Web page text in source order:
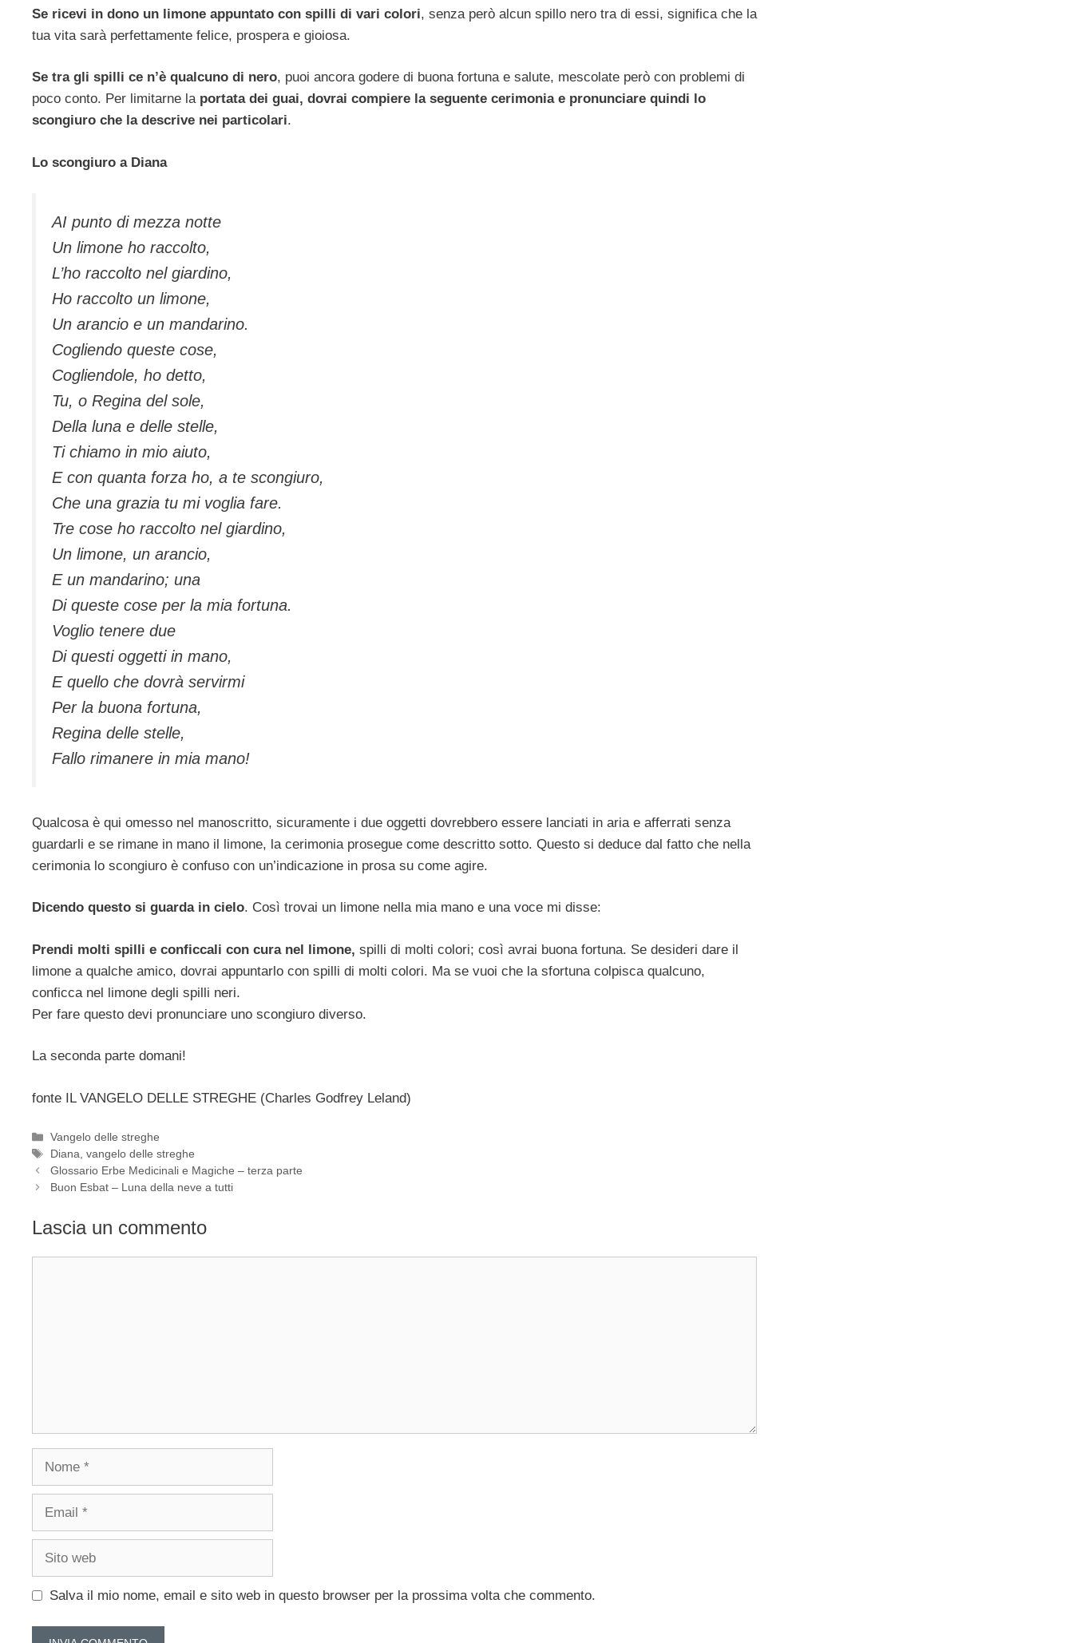
Se ricevi in dono un limone appuntato con spilli di vari colori, senza però alcun spillo nero tra di essi, significa che la
tua vita sarà perfettamente felice, prospera e gioiosa.
Se tra gli spilli ce n’è qualcuno di nero, puoi ancora godere di buona fortuna e salute, mescolate però con problemi di
poco conto. Per limitarne la portata dei guai, dovrai compiere la seguente cerimonia e pronunciare quindi lo
scongiuro che la descrive nei particolari.
Lo scongiuro a Diana
AI punto di mezza notte
Un limone ho raccolto,
L’ho raccolto nel giardino,
Ho raccolto un limone,
Un arancio e un mandarino.
Cogliendo queste cose,
Cogliendole, ho detto,
Tu, o Regina del sole,
Della luna e delle stelle,
Ti chiamo in mio aiuto,
E con quanta forza ho, a te scongiuro,
Che una grazia tu mi voglia fare.
Tre cose ho raccolto nel giardino,
Un limone, un arancio,
E un mandarino; una
Di queste cose per la mia fortuna.
Voglio tenere due
Di questi oggetti in mano,
E quello che dovrà servirmi
Per la buona fortuna,
Regina delle stelle,
Fallo rimanere in mia mano!
Qualcosa è qui omesso nel manoscritto, sicuramente i due oggetti dovrebbero essere lanciati in aria e afferrati senza
guardarli e se rimane in mano il limone, la cerimonia prosegue come descritto sotto. Questo si deduce dal fatto che nella
cerimonia lo scongiuro è confuso con un’indicazione in prosa su come agire.
Dicendo questo si guarda in cielo. Così trovai un limone nella mia mano e una voce mi disse:
Prendi molti spilli e conficcali con cura nel limone, spilli di molti colori; così avrai buona fortuna. Se desideri dare il
limone a qualche amico, dovrai appuntarlo con spilli di molti colori. Ma se vuoi che la sfortuna colpisca qualcuno,
conficca nel limone degli spilli neri.
Per fare questo devi pronunciare uno scongiuro diverso.
La seconda parte domani!
fonte IL VANGELO DELLE STREGHE (Charles Godfrey Leland)
Categorie
Vangelo delle streghe
Tag
Diana ,vangelo delle streghe
Glossario Erbe Medicinali e Magiche – terza parte
Buon Esbat – Luna della neve a tutti
Lascia un commento
Salva il mio nome, email e sito web in questo browser per la prossima volta che commento.